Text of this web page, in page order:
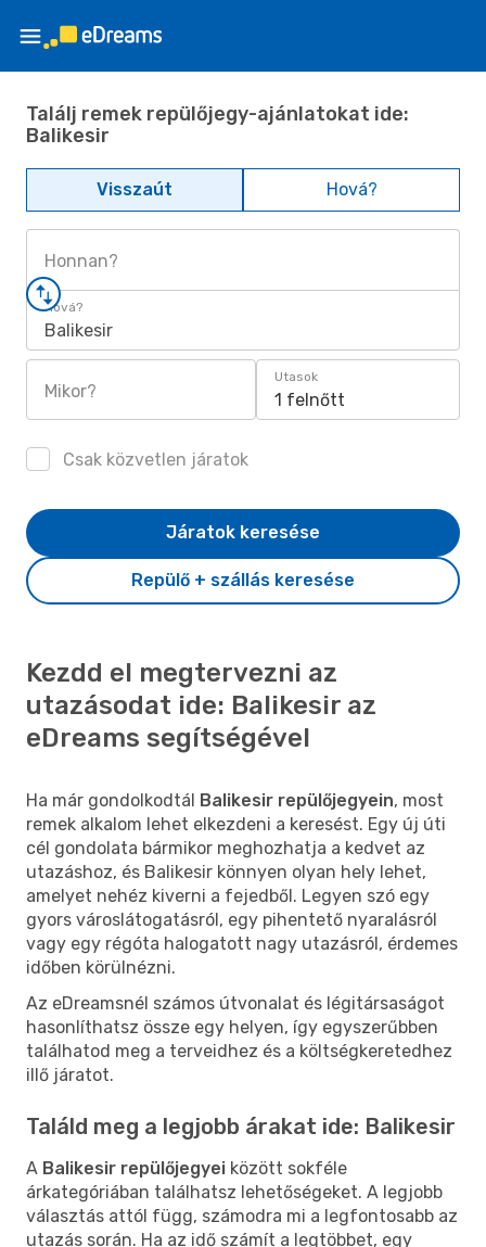
Találj remek repülőjegy-ajánlatokat ide:
Balikesir
Visszaút Hová?
Honnan?
Hová?
Balikesir
Mikor?
Utasok
1 felnőtt
Csak közvetlen járatok
Repülő + szállás keresése
Járatok keresése
Kezdd el megtervezni az
utazásodat ide: Balikesir az
eDreams segítségével
Ha már gondolkodtál Balikesir repülőjegyein, most
remek alkalom lehet elkezdeni a keresést. Egy új úti
cél gondolata bármikor meghozhatja a kedvet az
utazáshoz, és Balikesir könnyen olyan hely lehet,
amelyet nehéz kiverni a fejedből. Legyen szó egy
gyors városlátogatásról, egy pihentető nyaralásról
vagy egy régóta halogatott nagy utazásról, érdemes
időben körülnézni.
Az eDreamsnél számos útvonalat és légitársaságot
hasonlíthatsz össze egy helyen, így egyszerűbben
találhatod meg a terveidhez és a költségkeretedhez
illő járatot.
Találd meg a legjobb árakat ide: Balikesir
A Balikesir repülőjegyei között sokféle
árkategóriában találhatsz lehetőségeket. A legjobb
választás attól függ, számodra mi a legfontosabb az
utazás során. Ha az idő számít a legtöbbet, egy